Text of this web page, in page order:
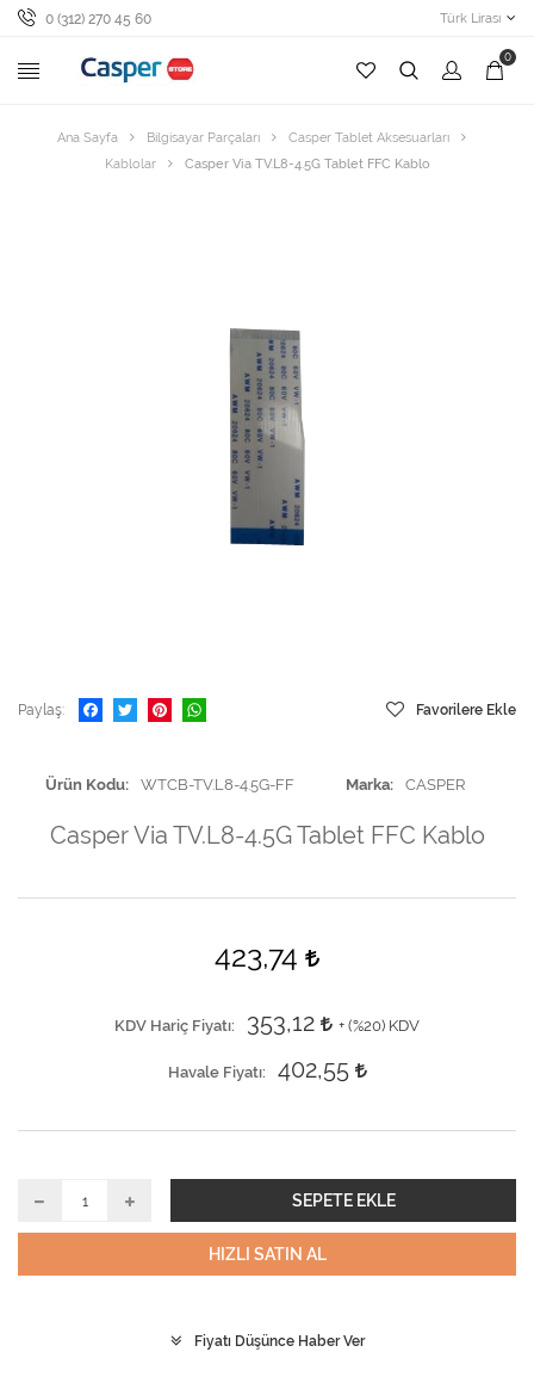
0 (312) 270 45 60 Türk Lirası
0
Ana Sayfa Bilgisayar Parçaları
Casper Tablet Aksesuarları
Kablolar
Casper Via TV.L8-4.5G Tablet FFC Kablo
Paylaş Favorilere Ekle
Ürün Kodu WTCB-TV.L8-4.5G-FF Marka CASPER
Casper Via TV.L8-4.5G Tablet FFC Kablo
423,74
KDV Hariç Fiyatı 353,12 + (%20) KDV
Havale Fiyatı 402,55
SEPETE EKLE
HIZLI SATIN AL
Fiyatı Düşünce Haber Ver